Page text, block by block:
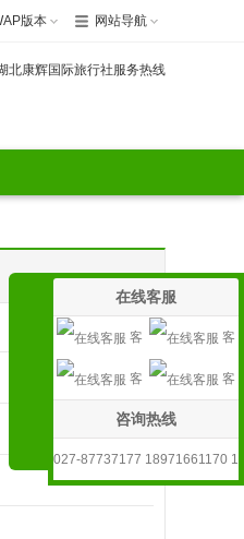
版本 网站导航
在线客服
客
服1
客
服2
客 客
咨询热线
027-87737177 18971661170 1